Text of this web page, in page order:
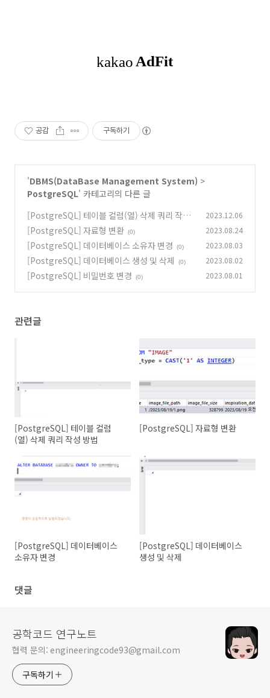
공감 구독하기
'DBMS(DataBase Management System) >
PostgreSQL' 카테고리의 다른 글
[PostgreSQL] 테이블 컬럼(열) 삭제 쿼리 작성
방법 (2)
2023.12.06
[PostgreSQL] 자료형 변환 (0) 2023.08.24
[PostgreSQL] 데이터베이스 소유자 변경 (0) 2023.08.03
[PostgreSQL] 데이터베이스 생성 및 삭제 (0) 2023.08.02
[PostgreSQL] 비밀번호 변경 (0) 2023.08.01
관련글
[PostgreSQL] 테이블 컬럼
(열) 삭제 쿼리 작성 방법
[PostgreSQL] 자료형 변환
[PostgreSQL] 데이터베이스
소유자 변경
[PostgreSQL] 데이터베이스
생성 및 삭제
댓글
공학코드 연구노트
협력 문의: engineeringcode93@gmail.com
구독하기